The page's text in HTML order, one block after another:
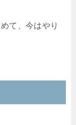
て、今はやり